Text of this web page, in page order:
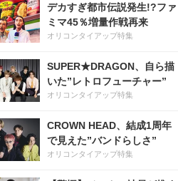
デカすぎ都市伝説発生!?ファ
ミマ45％増量作戦再来
オリコンタイアップ特集
SUPER★DRAGON、自ら描
いた”レトロフューチャー”
オリコンタイアップ特集
CROWN HEAD、結成1周年
で見えた”バンドらしさ”
オリコンタイアップ特集